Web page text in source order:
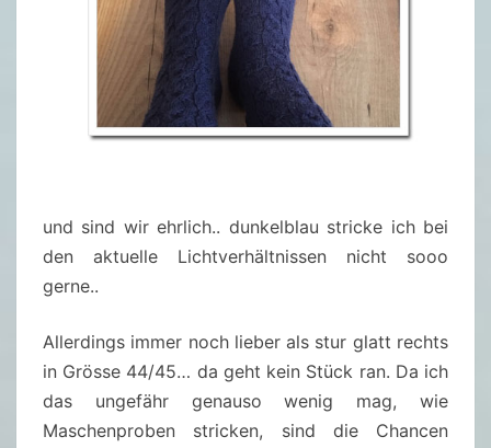
und sind wir ehrlich.. dunkelblau stricke ich bei
den aktuelle Lichtverhältnissen nicht sooo
gerne..
Allerdings immer noch lieber als stur glatt rechts
in Grösse 44/45… da geht kein Stück ran. Da ich
das ungefähr genauso wenig mag, wie
Maschenproben stricken, sind die Chancen